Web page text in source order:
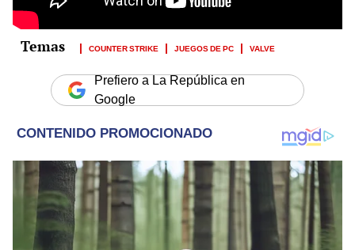
COUNTER STRIKE JUEGOS DE PC VALVE
Prefiero a La República en
Google